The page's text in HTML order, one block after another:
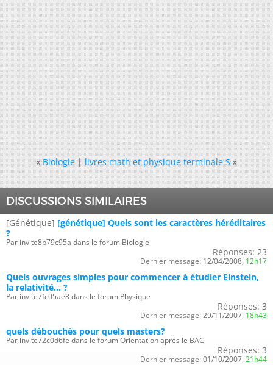
« Biologie|livres math et physique terminale S »
DISCUSSIONS SIMILAIRES
[Génétique] [génétique] Quels sont les caractères héréditaires
?
Par invite8b79c95a dans le forum Biologie
Réponses: 23
Dernier message: 12/04/2008, 12h17
Quels ouvrages simples pour commencer à étudier Einstein,
la relativité... ?
Par invite7fc05ae8 dans le forum Physique
Réponses: 3
Dernier message: 29/11/2007, 18h43
quels débouchés pour quels masters?
Par invite72c0d6fe dans le forum Orientation après le BAC
Réponses: 3
Dernier message: 01/10/2007, 21h44